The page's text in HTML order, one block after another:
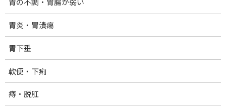
提供メニュー・料金
量子光浴法：クォンタムヒーリング
40歳からのダイエットコース
院の紹介
プロフィール
お問い合わせ
胃炎・胃潰瘍
胃下垂
軟便・下痢
痔・脱肛